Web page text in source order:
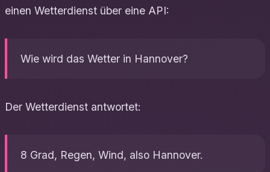
einen Wetterdienst über eine API:
Wie wird das Wetter in Hannover?
Der Wetterdienst antwortet:
8 Grad, Regen, Wind, also Hannover.